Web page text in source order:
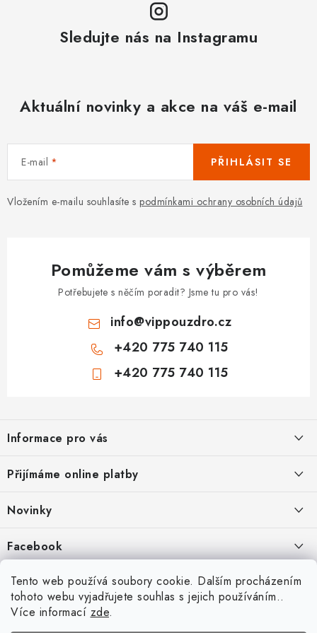
Tento web používá soubory cookie. Dalším procházením
tohoto webu vyjadřujete souhlas s jejich používáním..
Více informací zde.
Sledujte nás na Instagramu
Aktuální novinky a akce na váš e-mail
E-mail
Vložením e-mailu souhlasíte s podmínkami ochrany osobních údajů
PŘIHLÁSIT SE
Pomůžeme vám s výběrem
Potřebujete s něčím poradit? Jsme tu pro vás!
info@vippouzdro.cz
+420 775 740 115
+420 775 740 115
p
a
Informace pro vás
Jak nakupovat
Ochrana osobních údajů
Hodnocení obchodu
Doprava a platba
Vrácení zboží a reklamace
Přijímáme online platby
Novinky
Kryty, pouzdra, obaly na mobil Apple iPhone.
11.9.2022
Nová skla pro vaši ochranu
22.8.2020
Facebook
Heureka Recenze obchodu